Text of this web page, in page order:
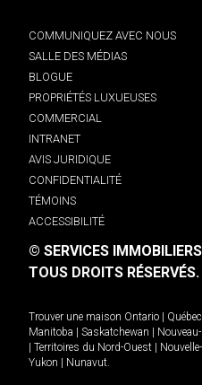
COMMUNIQUEZ AVEC NOUS
SALLE DES MÉDIAS
BLOGUE
PROPRIÉTÉS LUXUEUSES
COMMERCIAL
INTRANET
AVIS JURIDIQUE
CONFIDENTIALITÉ
TÉMOINS
ACCESSIBILITÉ
© SERVICES
TOUS DROITS RÉSERVÉS.
Trouver une maison Ontario Québec
Manitoba
Saskatchewan
Territoires du Nord-Ouest
Yukon
Nunavut.